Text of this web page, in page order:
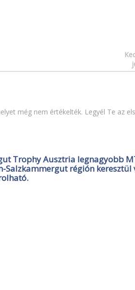
még nem értékelték. Legyél Te az
Trophy Ausztria legnagyobb
Salzkammergut régión keresztül